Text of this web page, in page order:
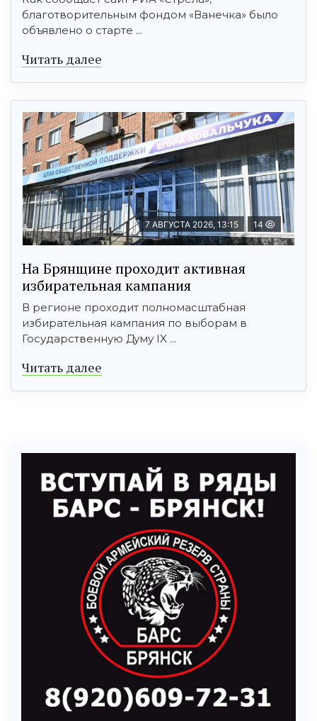
благотворительным фондом «Ванечка» было
объявлено о старте ...
Читать далее
7 АВГУСТА 2026, 13:15 14
На Брянщине проходит активная
избирательная кампания
В регионе проходит полномасштабная
избирательная кампания по выборам в
Государственную Думу IX ...
Читать далее